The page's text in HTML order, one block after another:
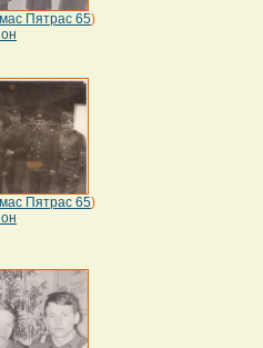
Пятрас 65)
Пятрас 65)